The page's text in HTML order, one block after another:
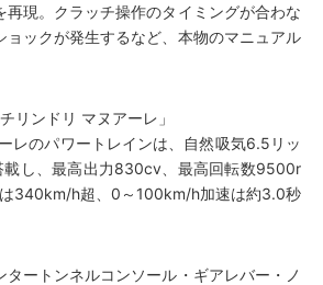
再現。クラッチ操作のタイミングが合わな
ョックが発生するなど、本物のマニュアル
ンドリ マヌアーレ」
レのパワートレインは、自然吸気6.5リッ
載し、最高出力830cv、最高回転数9500r
340km/h超、0～100km/h加速は約3.0秒
タートンネルコンソール・ギアレバー・ノ